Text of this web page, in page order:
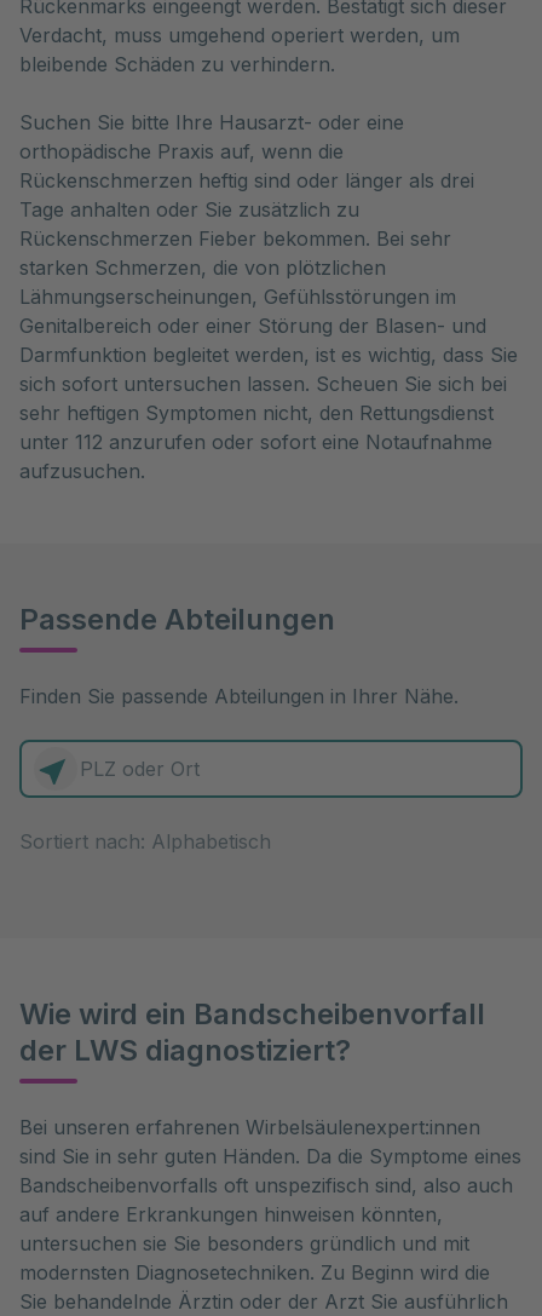
Rückenmarks eingeengt werden. Bestätigt sich dieser
Verdacht, muss umgehend operiert werden, um
bleibende Schäden zu verhindern.
Suchen Sie bitte Ihre Hausarzt- oder eine
orthopädische Praxis auf, wenn die
Rückenschmerzen heftig sind oder länger als drei
Tage anhalten oder Sie zusätzlich zu
Rückenschmerzen Fieber bekommen. Bei sehr
starken Schmerzen, die von plötzlichen
Lähmungserscheinungen, Gefühlsstörungen im
Genitalbereich oder einer Störung der Blasen- und
Darmfunktion begleitet werden, ist es wichtig, dass Sie
sich sofort untersuchen lassen. Scheuen Sie sich bei
sehr heftigen Symptomen nicht, den Rettungsdienst
unter 112 anzurufen oder sofort eine Notaufnahme
aufzusuchen.
Passende Abteilungen
Finden Sie passende Abteilungen in Ihrer Nähe.
Wie wird ein Bandscheibenvorfall
der LWS diagnostiziert?
Bei unseren erfahrenen Wirbelsäulenexpert:innen
sind Sie in sehr guten Händen. Da die Symptome eines
Bandscheibenvorfalls oft unspezifisch sind, also auch
auf andere Erkrankungen hinweisen könnten,
untersuchen sie Sie besonders gründlich und mit
modernsten Diagnosetechniken. Zu Beginn wird die
Sie behandelnde Ärztin oder der Arzt Sie ausführlich